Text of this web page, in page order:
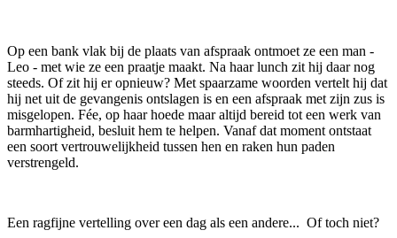
Op een bank vlak bij de plaats van afspraak ontmoet ze een man -
Leo - met wie ze een praatje maakt. Na haar lunch zit hij daar nog
steeds. Of zit hij er opnieuw? Met spaarzame woorden vertelt hij dat
hij net uit de gevangenis ontslagen is en een afspraak met zijn zus is
misgelopen. Fée, op haar hoede maar altijd bereid tot een werk van
barmhartigheid, besluit hem te helpen. Vanaf dat moment ontstaat
een soort vertrouwelijkheid tussen hen en raken hun paden
verstrengeld.
Een ragfijne vertelling over een dag als een andere... Of toch niet?